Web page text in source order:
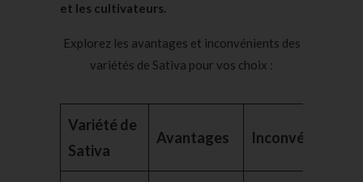
et les cultivateurs.
Explorez les avantages et inconvénients des
variétés de Sativa pour vos choix :
Variété de
Sativa
Avantages Inconvénients